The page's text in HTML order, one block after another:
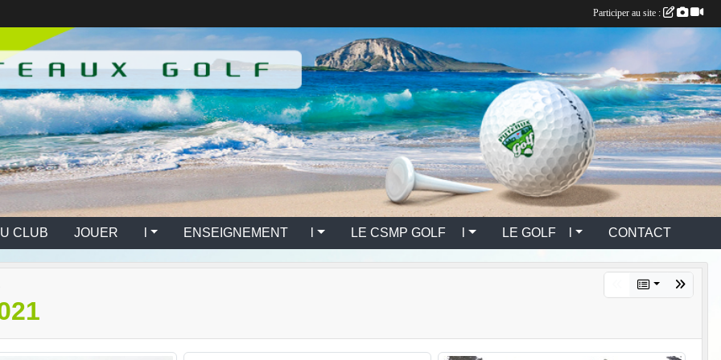
CLUB JOUER l ENSEIGNEMENT l LE CSMP GOLF l LE GOLF l CONTACT
Participer au site :